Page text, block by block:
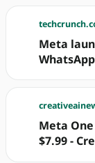
Meta
Meta
$7.99 -